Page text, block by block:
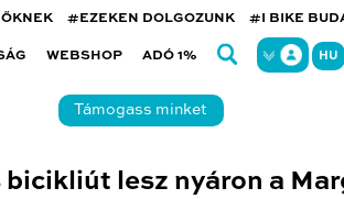
#EZEKEN DOLGOZUNK #I BIKE
WEBSHOP ADÓ 1% HU
Támogass minket
bicikliút lesz nyáron a